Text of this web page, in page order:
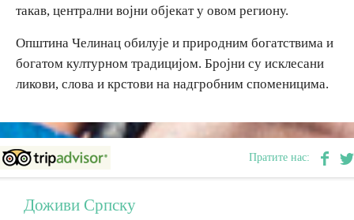
такав, централни војни објекат у овом региону.
Општина Челинац обилује и природним богатствима и
богатом културном традицијом. Бројни су исклесани
ликови, слова и крстови на надгробним споменицима.
Пратите нас:
Доживи Српску